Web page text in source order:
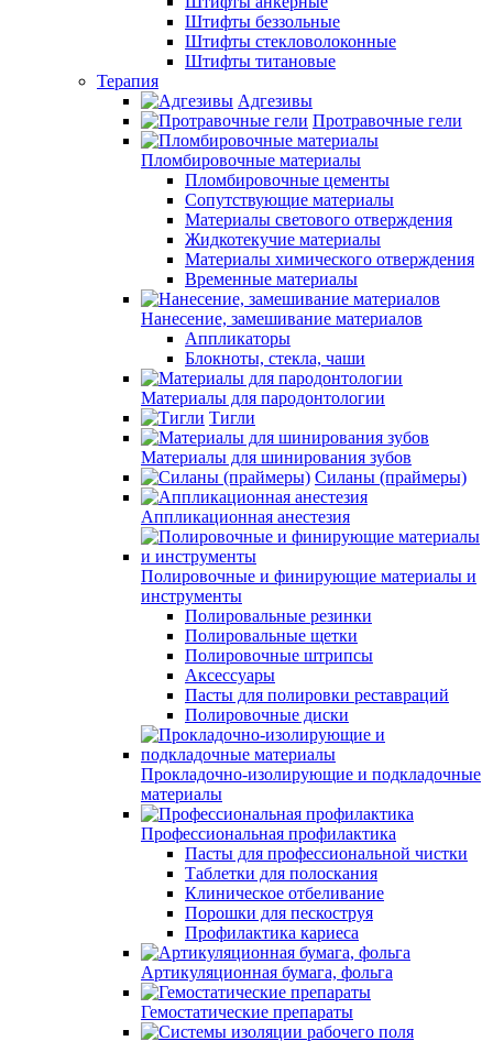
Штифты беззольные
Штифты стекловолоконные
Штифты титановые
Терапия
Адгезивы
Протравочные гели
Пломбировочные материалы
Пломбировочные цементы
Сопутствующие материалы
Материалы светового отверждения
Жидкотекучие материалы
Материалы химического отверждения
Временные материалы
Нанесение, замешивание материалов
Аппликаторы
Блокноты, стекла, чаши
Материалы для пародонтологии
Тигли
Материалы для шинирования зубов
Силаны (праймеры)
Аппликационная анестезия
Полировочные и финирующие материалы и
инструменты
Полировальные резинки
Полировальные щетки
Полировочные штрипсы
Аксессуары
Пасты для полировки реставраций
Полировочные диски
Прокладочно-изолирующие и подкладочные
материалы
Профессиональная профилактика
Пасты для профессиональной чистки
Таблетки для полоскания
Клиническое отбеливание
Порошки для пескоструя
Профилактика кариеса
Артикуляционная бумага, фольга
Гемостатические препараты